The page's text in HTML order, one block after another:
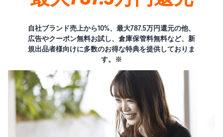
自社ブランド売上から10%、最大787.5万円還元の他、
広告やクーポン無料お試し、倉庫保管料無料など、新
規出品者様向けに多数のお得な特典を提供しておりま
す。※